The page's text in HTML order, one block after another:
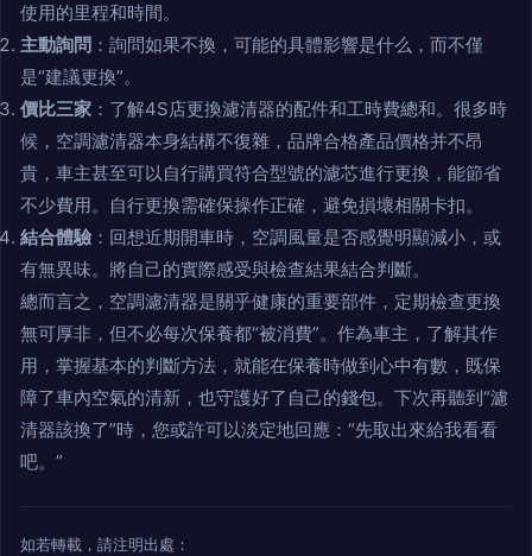
使用的里程和時間。
主動詢問 ：詢問如果不換，可能的具體影響是什么，而不僅
是“建議更換”。
價比三家 ：了解4S店更換濾清器的配件和工時費總和。很多時
候，空調濾清器本身結構不復雜，品牌合格產品價格并不昂
貴，車主甚至可以自行購買符合型號的濾芯進行更換，能節省
不少費用。自行更換需確保操作正確，避免損壞相關卡扣。
結合體驗：回想近期開車時，空調風量是否感覺明顯減小，或
有無異味。將自己的實際感受與檢查結果結合判斷。
總而言之，空調濾清器是關乎健康的重要部件，定期檢查更換
無可厚非，但不必每次保養都“被消費”。作為車主，了解其作
用，掌握基本的判斷方法，就能在保養時做到心中有數，既保
障了車內空氣的清新，也守護好了自己的錢包。下次再聽到“濾
清器該換了”時，您或許可以淡定地回應：“先取出來給我看看
吧。”
如若轉載，請注明出處：